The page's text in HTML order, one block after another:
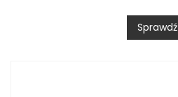
0
o
u
t
Sprawdź